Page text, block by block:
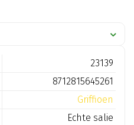
23139
8712815645261
Griffioen
Echte salie